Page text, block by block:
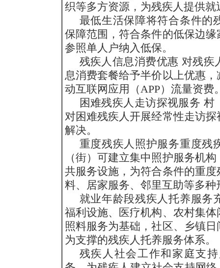
织等多方资源，为残疾人提供
最低生活保障将符合条件的
保障范围，符合条件的低保边
参照单人户纳入低保。
残疾人信息消费优惠 对残
息消费套餐给予半价以上优惠
动互联网应用（APP）流量资费
困难残疾人走访探视服务
对困难残疾人开展经常性走访
解决。
重度残疾人照护服务重度残
（街）可建立集中照护服务机
共服务设施，为符合条件的重
料、居家服务、邻里互助等多
就业年龄段残疾人托养服务
福利设施、医疗机构、农村集
照料服务为基础，社区、乡镇
为支撑的残疾人托养服务体系。
残疾人社会工作和家庭支